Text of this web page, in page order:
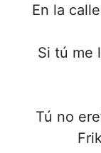
En la
Si tú me
Tú no